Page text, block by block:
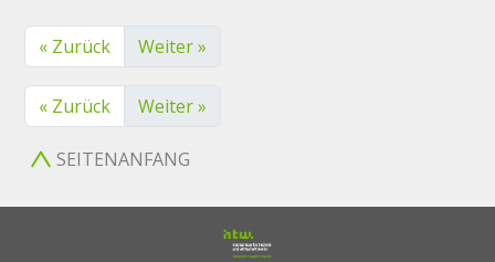
« Zurück Weiter »
« Zurück Weiter »
SEITENANFANG